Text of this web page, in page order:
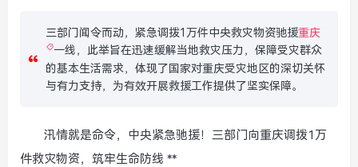
三部门闻令而动，紧急调拨1万件中央救灾物资驰援重庆
一线，此举旨在迅速缓解当地救灾压力，保障受灾群众
的基本生活需求，体现了国家对重庆受灾地区的深切关怀
与有力支持，为有效开展救援工作提供了坚实保障。
汛情就是命令，中央紧急驰援！三部门向重庆调拨1万
件救灾物资，筑牢生命防线 **